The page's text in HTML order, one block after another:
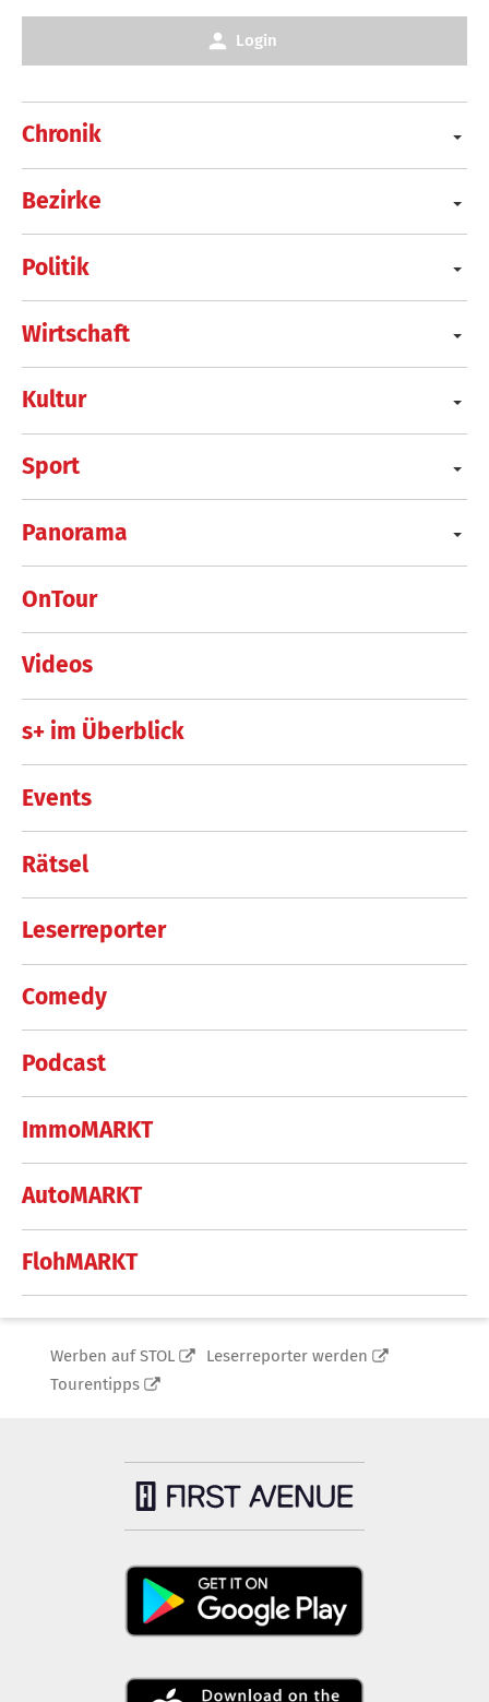
Chronik
Bezirke
Politik
Wirtschaft
Kultur
Sport
Panorama
OnTour
Videos
s+ im Überblick
Events
Rätsel
Leserreporter
Comedy
Podcast
ImmoMARKT
AutoMARKT
FlohMARKT
Login
Werben auf STOL
Leserreporter werden
Tourentipps